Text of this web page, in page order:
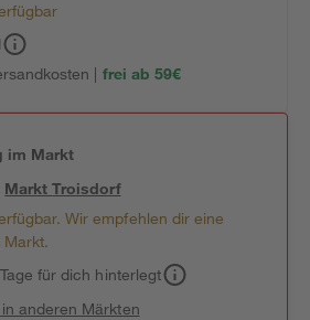
| frei ab 59€
im Markt
MarktTroisdorf
Wir empfehlen dir eine
Markt.
für dich hinterlegt
anderen Märkten